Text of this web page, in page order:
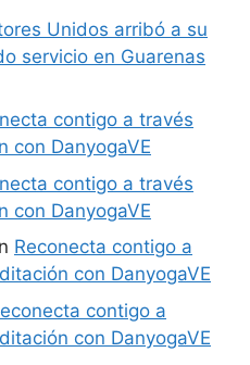
Unidos arribó a su
servicio en Guarenas
contigo a través
con DanyogaVE
contigo a través
con DanyogaVE
Reconecta contigo a
con DanyogaVE
contigo a
con DanyogaVE